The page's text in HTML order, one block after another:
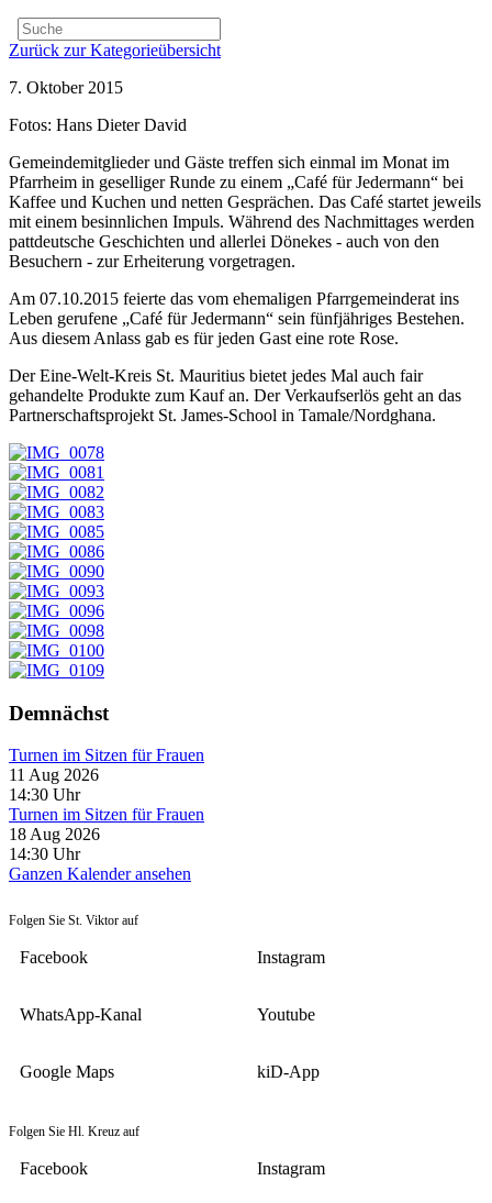
Zurück zur Kategorieübersicht
7. Oktober 2015
Fotos: Hans Dieter David
Gemeindemitglieder und Gäste treffen sich einmal im Monat im
Pfarrheim in geselliger Runde zu einem „Café für Jedermann“ bei
Kaffee und Kuchen und netten Gesprächen. Das Café startet jeweils
mit einem besinnlichen Impuls. Während des Nachmittages werden
pattdeutsche Geschichten und allerlei Dönekes - auch von den
Besuchern - zur Erheiterung vorgetragen.
Am 07.10.2015 feierte das vom ehemaligen Pfarrgemeinderat ins
Leben gerufene „Café für Jedermann“ sein fünfjähriges Bestehen.
Aus diesem Anlass gab es für jeden Gast eine rote Rose.
Der Eine-Welt-Kreis St. Mauritius bietet jedes Mal auch fair
gehandelte Produkte zum Kauf an. Der Verkaufserlös geht an das
Partnerschaftsprojekt St. James-School in Tamale/Nordghana.
Demnächst
Turnen im Sitzen für Frauen
11 Aug 2026
14:30 Uhr
Turnen im Sitzen für Frauen
18 Aug 2026
14:30 Uhr
Ganzen Kalender ansehen
Folgen Sie St. Viktor auf
Facebook Instagram
WhatsApp-Kanal Youtube
Google Maps kiD-App
Folgen Sie Hl. Kreuz auf
Facebook Instagram